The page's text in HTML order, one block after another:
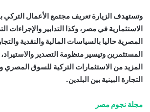
وتستهدف الزيارة تعريف مجتمع الأعمال
الاستثمارية في مصر، وكذا التدابير والإجراءات
المصرية حاليا بالسياسات المالية والنقدية
المستثمرين وتيسير منظومة التصدير
المزيد من الاستثمارات التركية للسوق المصري
التجارة البينية بين البلدين.
مجلة نجوم مصر